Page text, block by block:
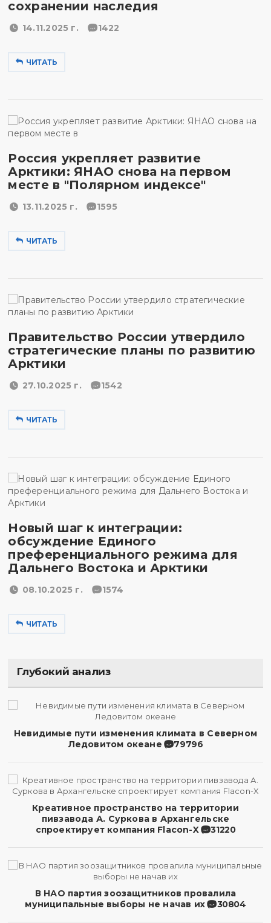
сохранении наследия
14.11.2025 г. 1422
ЧИТАТЬ
Россия укрепляет развитие
Арктики: ЯНАО снова на первом
месте в "Полярном индексе"
13.11.2025 г. 1595
ЧИТАТЬ
Правительство России утвердило
стратегические планы по развитию
Арктики
27.10.2025 г. 1542
ЧИТАТЬ
Новый шаг к интеграции:
обсуждение Единого
преференциального режима для
Дальнего Востока и Арктики
08.10.2025 г. 1574
ЧИТАТЬ
Глубокий анализ
Невидимые пути изменения климата в Северном
Ледовитом океане
79796
Креативное пространство на территории
пивзавода А. Суркова в Архангельске
спроектирует компания Flacon-X
31220
В НАО партия зоозащитников провалила
муниципальные выборы не начав их
30804